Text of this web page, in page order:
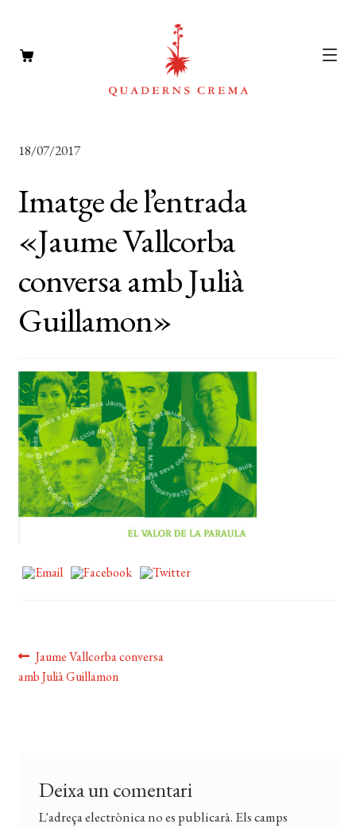
NOTÍCIES
L’EDITORIAL
FOREIGN RIGHTS
EL MEU COMPTE
CERCAR
WISHLIST
18/07/2017
Imatge de l’entrada
«Jaume Vallcorba
conversa amb Julià
Guillamon»
Navegació
d'entrades
Entrada
anterior:
Jaume Vallcorba conversa
amb Julià Guillamon
Deixa un comentari
L'adreça electrònica no es publicarà. Els camps